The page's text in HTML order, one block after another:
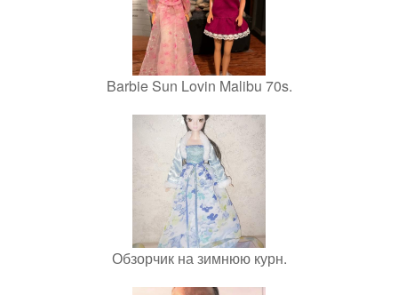
Barbie Sun Lovin Malibu 70s.
Обзорчик на зимнюю курн.